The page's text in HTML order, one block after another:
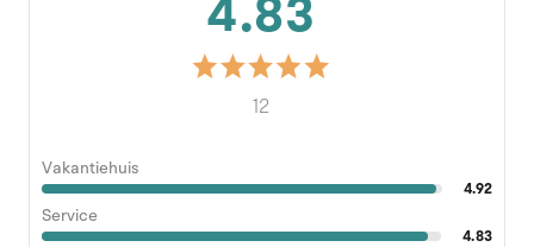
4.83
12
Vakantiehuis
4.92
Service
4.83